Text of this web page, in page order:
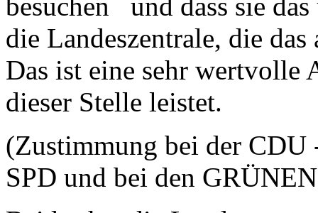
die Landeszentrale, die
Das ist eine sehr wertvolle
dieser Stelle leistet.
(Zustimmung bei der
SPD und bei den